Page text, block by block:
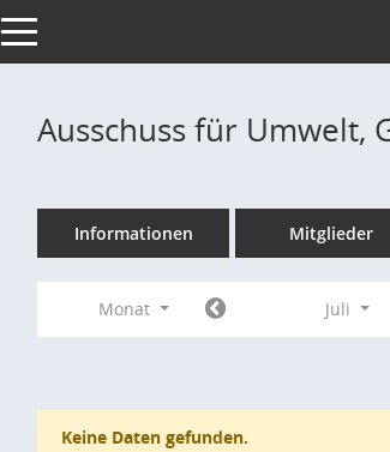
Toggle navigation
Ausschuss für Umwelt,
Informationen Mitglieder
Monat Juli
Keine Daten gefunden.